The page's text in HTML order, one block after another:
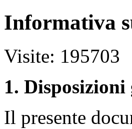
Informativa
Visite: 195703
1. Disposizioni
Il presente